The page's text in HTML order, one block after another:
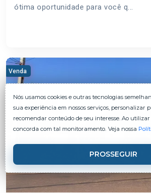
ótima oportunidade para você q...
Venda
Nós usamos cookies e outras tecnologias
sua experiência em nossos serviços, personalizar
recomendar conteúdo de seu interesse. Ao utilizar
concorda com tal monitoramento. Veja nossa
PROSSEGUIR